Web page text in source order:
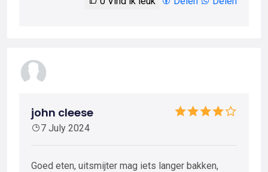
john cleese
7 July 2024
Goed eten, uitsmijter mag iets langer bakken,